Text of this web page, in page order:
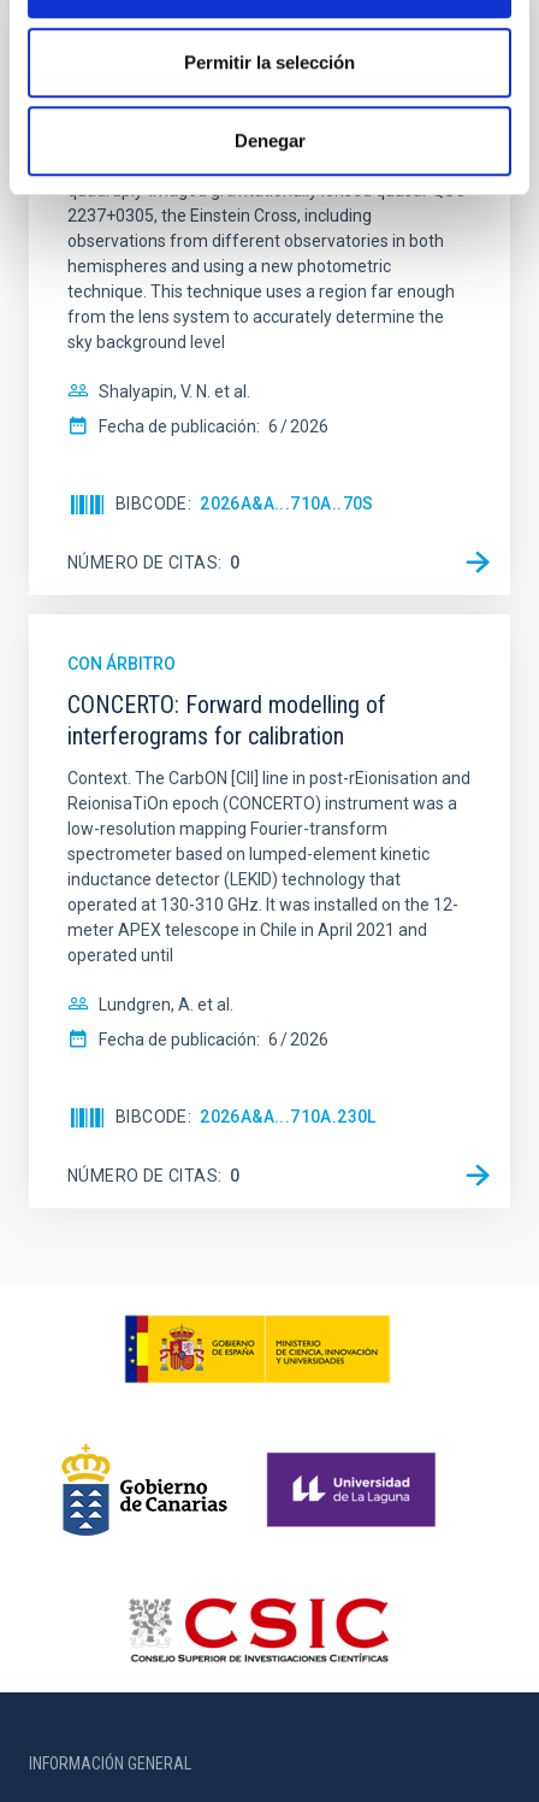
Permitir la selección
Denegar
Joining forces: 30 years of optical
quadruply-imaged gravitationally lensed quasar QSO
2237+0305, the Einstein Cross, including
observations from different observatories in both
hemispheres and using a new photometric
technique. This technique uses a region far enough
from the lens system to accurately determine the
sky background level
Shalyapin, V. N. et al.
Fecha de publicación: 6 2026
BIBCODE 2026A&A...710A..70S
NÚMERO DE CITAS 0
CON ÁRBITRO
CONCERTO: Forward modelling of
interferograms for calibration
Context. The CarbON [CII] line in post-rEionisation and
ReionisaTiOn epoch (CONCERTO) instrument was a
low-resolution mapping Fourier-transform
spectrometer based on lumped-element kinetic
inductance detector (LEKID) technology that
operated at 130-310 GHz. It was installed on the 12-
meter APEX telescope in Chile in April 2021 and
operated until
Lundgren, A. et al.
Fecha de publicación: 6 2026
BIBCODE 2026A&A...710A.230L
NÚMERO DE CITAS 0
INFORMACIÓN GENERAL